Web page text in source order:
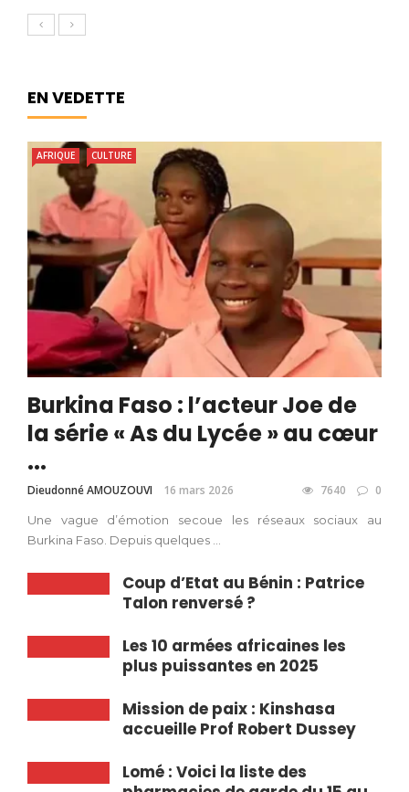
EN VEDETTE
AFRIQUE CULTURE
Burkina Faso : l’acteur Joe de
la série « As du Lycée » au cœur
...
Dieudonné AMOUZOUVI 16 mars 2026 7640 0
Une vague d’émotion secoue les réseaux sociaux au
Burkina Faso. Depuis quelques ...
Coup d’Etat au Bénin : Patrice
Talon renversé ?
Les 10 armées africaines les
plus puissantes en 2025
Mission de paix : Kinshasa
accueille Prof Robert Dussey
Lomé : Voici la liste des